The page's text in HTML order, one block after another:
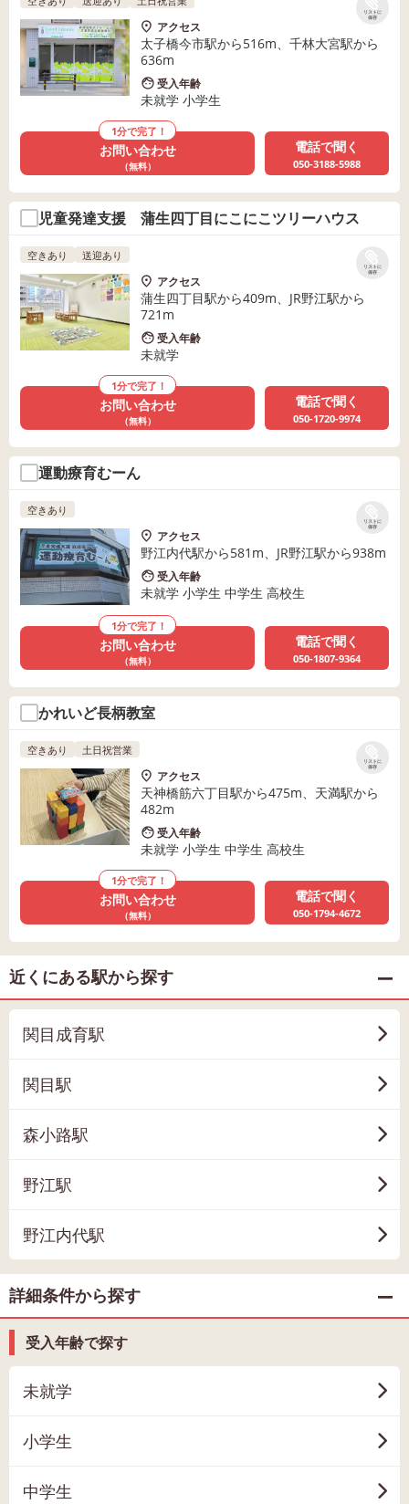
リストに
保存
アクセス
太子橋今市駅から516m、千林大宮駅から
636m
受入年齢
未就学 小学生
1分で完了！
お問い合わせ
（無料）
電話で聞く
050-3188-5988
児童発達支援 蒲生四丁目にこにこツリーハウス
リストに
保存
空きあり 送迎あり
アクセス
蒲生四丁目駅から409m、JR野江駅から
721m
受入年齢
未就学
1分で完了！
お問い合わせ
（無料）
電話で聞く
050-1720-9974
運動療育むーん
リストに
保存
空きあり
アクセス
野江内代駅から581m、JR野江駅から938m
受入年齢
未就学 小学生 中学生 高校生
1分で完了！
お問い合わせ
（無料）
電話で聞く
050-1807-9364
かれいど長柄教室
リストに
保存
空きあり 土日祝営業
アクセス
天神橋筋六丁目駅から475m、天満駅から
482m
受入年齢
未就学 小学生 中学生 高校生
1分で完了！
お問い合わせ
（無料）
電話で聞く
050-1794-4672
近くにある駅から探す
関目成育駅
関目駅
森小路駅
野江駅
野江内代駅
詳細条件から探す
受入年齢で探す
未就学
小学生
中学生